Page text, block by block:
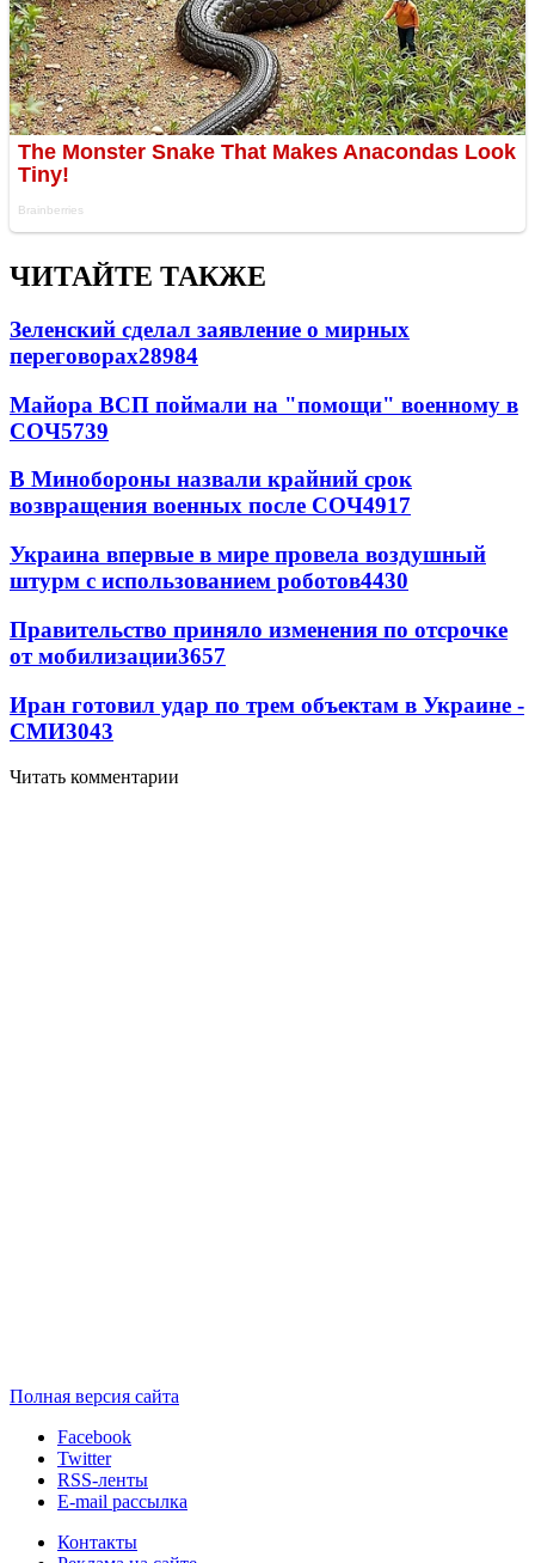
ЧИТАЙТЕ ТАКЖЕ
Зеленский сделал заявление о мирных
переговорах28984
Майора ВСП поймали на "помощи" военному в
СОЧ5739
В Минобороны назвали крайний срок
возвращения военных после СОЧ4917
Украина впервые в мире провела воздушный
штурм с использованием роботов4430
Правительство приняло изменения по отсрочке
от мобилизации3657
Иран готовил удар по трем объектам в Украине -
СМИ3043
Читать комментарии
Полная версия сайта
Facebook
Twitter
RSS-ленты
E-mail рассылка
Контакты